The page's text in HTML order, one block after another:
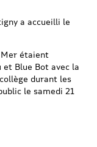
a accueilli le
Mer étaient
Blue Bot avec la
durant les
le samedi 21